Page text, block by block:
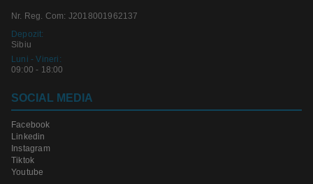
Nr. Reg. Com: J2018001962137
Depozit:
Sibiu
Luni - Vineri:
09:00 - 18:00
SOCIAL MEDIA
Facebook
Linkedin
Instagram
Tiktok
Youtube